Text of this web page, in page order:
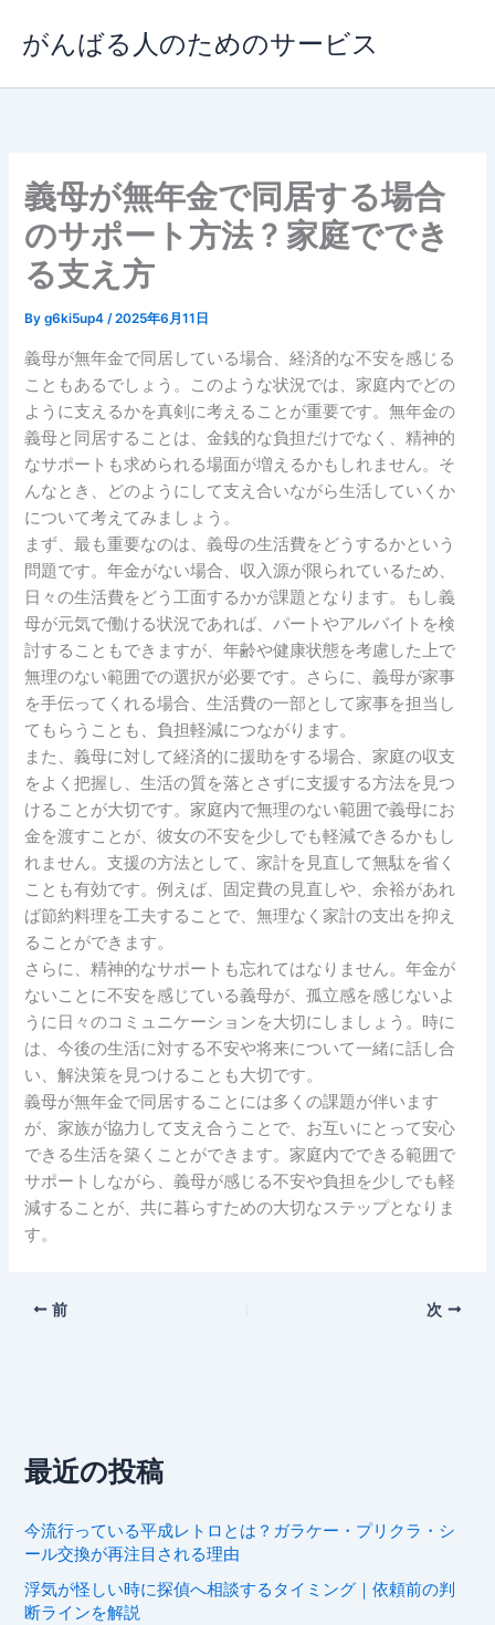
ス
がんばる人のためのサービス
義母が無年金で同居する場合
のサポート方法 ? 家庭ででき
る支え方
Byg6ki5up4/2025年6月11日
義母が無年金で同居している場合、経済的な不安を感じる
こともあるでしょう。このような状況では、家庭内でどの
ように支えるかを真剣に考えることが重要です。無年金の
義母と同居することは、金銭的な負担だけでなく、精神的
なサポートも求められる場面が増えるかもしれません。そ
んなとき、どのようにして支え合いながら生活していくか
について考えてみましょう。
まず、最も重要なのは、義母の生活費をどうするかという
問題です。年金がない場合、収入源が限られているため、
日々の生活費をどう工面するかが課題となります。もし義
母が元気で働ける状況であれば、パートやアルバイトを検
討することもできますが、年齢や健康状態を考慮した上で
無理のない範囲での選択が必要です。さらに、義母が家事
を手伝ってくれる場合、生活費の一部として家事を担当し
てもらうことも、負担軽減につながります。
また、義母に対して経済的に援助をする場合、家庭の収支
をよく把握し、生活の質を落とさずに支援する方法を見つ
けることが大切です。家庭内で無理のない範囲で義母にお
金を渡すことが、彼女の不安を少しでも軽減できるかもし
れません。支援の方法として、家計を見直して無駄を省く
ことも有効です。例えば、固定費の見直しや、余裕があれ
ば節約料理を工夫することで、無理なく家計の支出を抑え
ることができます。
さらに、精神的なサポートも忘れてはなりません。年金が
ないことに不安を感じている義母が、孤立感を感じないよ
うに日々のコミュニケーションを大切にしましょう。時に
は、今後の生活に対する不安や将来について一緒に話し合
い、解決策を見つけることも大切です。
義母が無年金で同居することには多くの課題が伴います
が、家族が協力して支え合うことで、お互いにとって安心
できる生活を築くことができます。家庭内でできる範囲で
サポートしながら、義母が感じる不安や負担を少しでも軽
減することが、共に暮らすための大切なステップとなりま
す。
前 次
最近の投稿
今流行っている平成レトロとは？ガラケー・プリクラ・シ
ール交換が再注目される理由
浮気が怪しい時に探偵へ相談するタイミング｜依頼前の判
断ラインを解説